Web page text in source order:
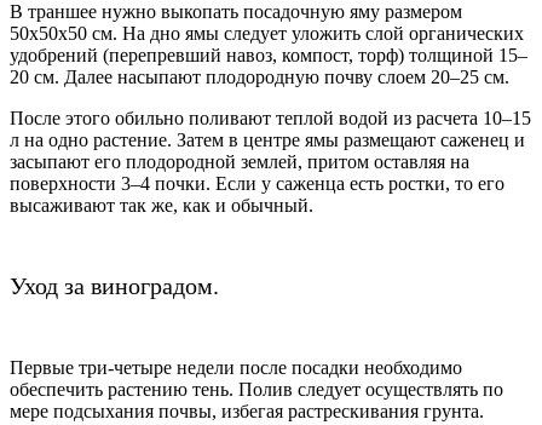
В траншее нужно выкопать посадочную яму размером
50х50х50 см. На дно ямы следует уложить слой органических
удобрений (перепревший навоз, компост, торф) толщиной 15–
20 см. Далее насыпают плодородную почву слоем 20–25 см.
После этого обильно поливают теплой водой из расчета 10–15
л на одно растение. Затем в центре ямы размещают саженец и
засыпают его плодородной землей, притом оставляя на
поверхности 3–4 почки. Если у саженца есть ростки, то его
высаживают так же, как и обычный.
Уход за виноградом.
Первые три-четыре недели после посадки необходимо
обеспечить растению тень. Полив следует осуществлять по
мере подсыхания почвы, избегая растрескивания грунта.